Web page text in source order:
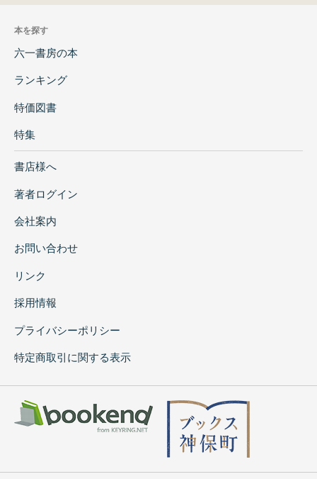
本を探す
六一書房の本
ランキング
特価図書
特集
書店様へ
著者ログイン
会社案内
お問い合わせ
リンク
採用情報
プライバシーポリシー
特定商取引に関する表示